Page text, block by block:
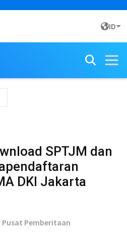
ID
SPTJM dan
DKI Jakarta
Pusat Pemberitaan